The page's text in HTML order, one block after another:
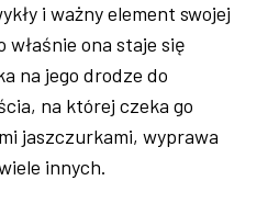
i ważny element swojej
właśnie ona staje się
na jego drodze do
na której czeka go
jaszczurkami, wyprawa
innych.